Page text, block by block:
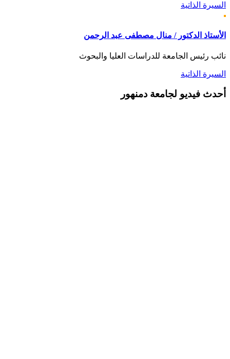
السيرة الذاتية
الأستاذ الدكتور / منال مصطفى عبد الرحمن
نائب رئيس الجامعة للدراسات العليا والبحوث
السيرة الذاتية
أحدث فيديو لجامعة دمنهور